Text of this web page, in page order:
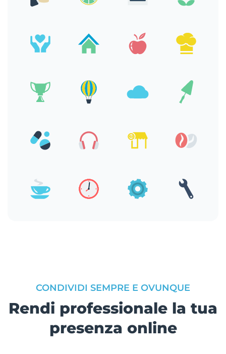
CONDIVIDI SEMPRE E OVUNQUE
Rendi professionale la tua
presenza online